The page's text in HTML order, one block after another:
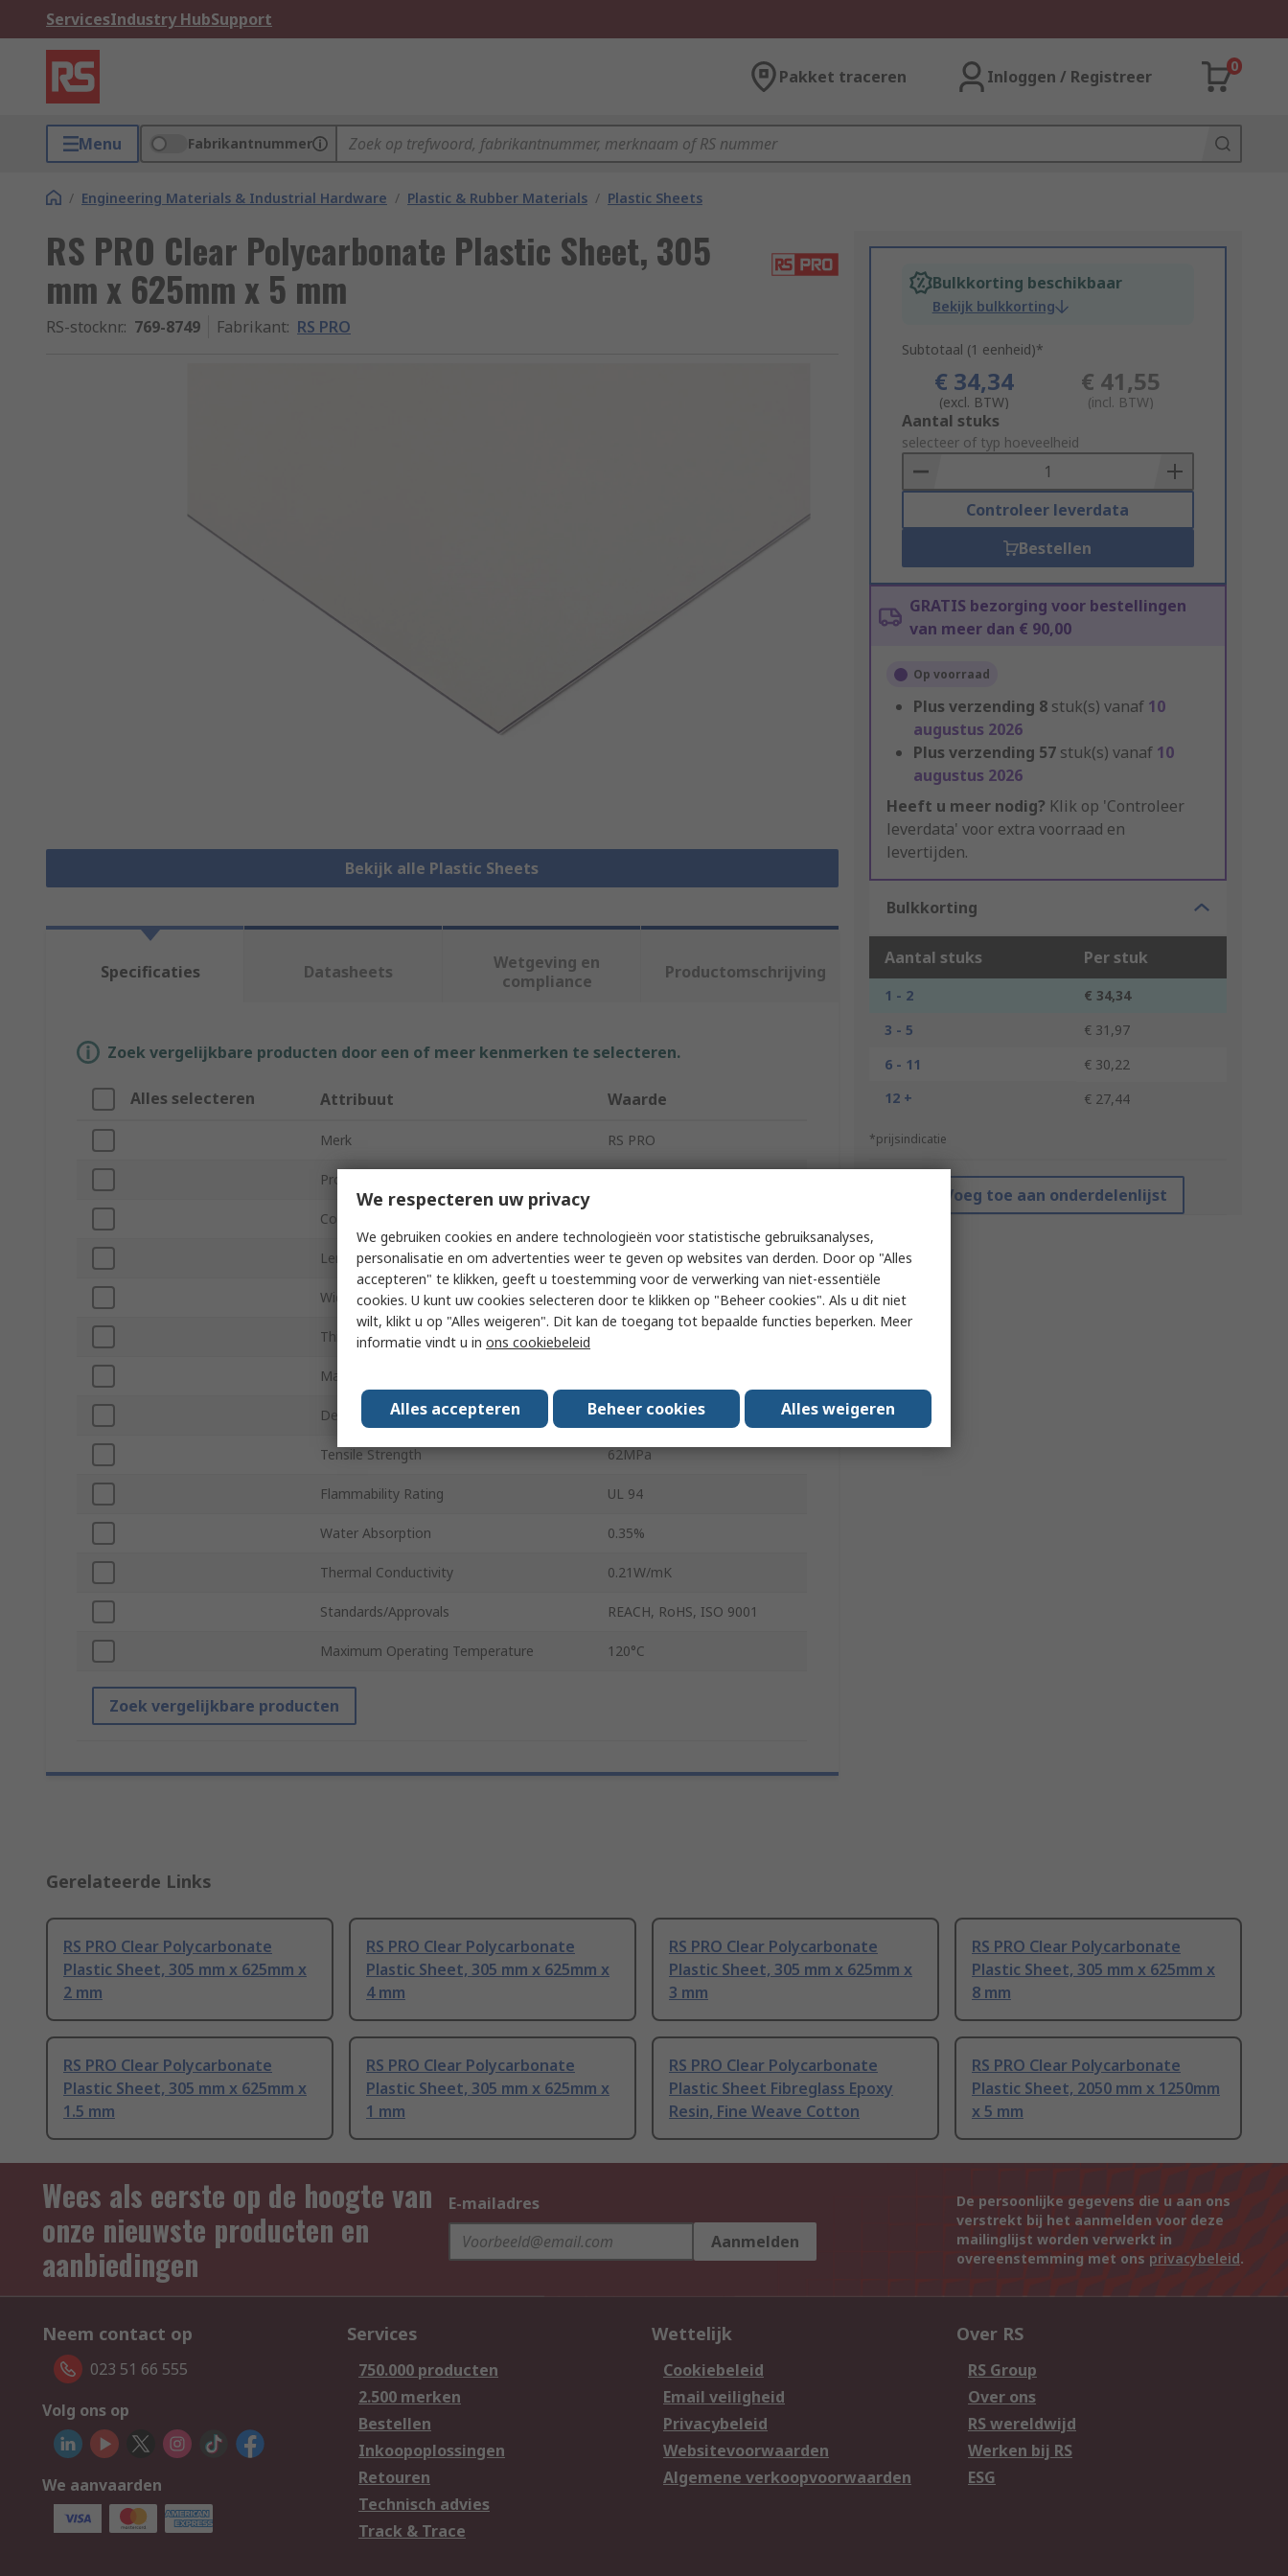
ServicesIndustry HubSupport
Pakket traceren Inloggen / Registreer
0
Menu Fabrikantnummer
/ Engineering Materials & Industrial Hardware / Plastic & Rubber Materials / Plastic Sheets
RS PRO Clear Polycarbonate Plastic Sheet, 305
mm x 625mm x 5 mm
RS-stocknr.: 769-8749 Fabrikant: RS PRO
Bekijk alle Plastic Sheets
Bulkkorting beschikbaar
Bekijk bulkkorting
Subtotaal (1 eenheid)*
€ 34,34
(excl. BTW)
€ 41,55
(incl. BTW)
Add
to
Basket
Aantal stuks
selecteer of typ hoeveelheid
Controleer leverdata
Bestellen
GRATIS bezorging voor bestellingen
van meer dan € 90,00
Op voorraad
Plus verzending 8 stuk(s) vanaf 10
augustus 2026
Plus verzending 57 stuk(s) vanaf 10
augustus 2026
Heeft u meer nodig? Klik op 'Controleer
leverdata' voor extra voorraad en
levertijden.
Bulkkorting
Aantal stuks Per stuk
1 - 2
€ 34,34
3 - 5
€ 31,97
6 - 11
€ 30,22
12 +
€ 27,44
*prijsindicatie
Voeg toe aan onderdelenlijst
Specificaties Datasheets
Wetgeving en
compliance
Productomschrijving
Zoek vergelijkbare producten door een of meer kenmerken te selecteren.
Alles selecteren Attribuut Waarde
Merk RS PRO
Product Type
Colour
Length 305mm
Width 625mm
Thickness
Material
Density 1.2g/cm³
Tensile Strength 62MPa
Flammability Rating UL 94
Water Absorption 0.35%
Thermal Conductivity 0.21W/mK
Standards/Approvals REACH, RoHS, ISO 9001
Maximum Operating Temperature 120°C
Zoek vergelijkbare producten
Gerelateerde Links
RS PRO Clear Polycarbonate
Plastic Sheet, 305 mm x 625mm x
2 mm
RS PRO Clear Polycarbonate
Plastic Sheet, 305 mm x 625mm x
4 mm
RS PRO Clear Polycarbonate
Plastic Sheet, 305 mm x 625mm x
3 mm
RS PRO Clear Polycarbonate
Plastic Sheet, 305 mm x 625mm x
8 mm
RS PRO Clear Polycarbonate
Plastic Sheet, 305 mm x 625mm x
1.5 mm
RS PRO Clear Polycarbonate
Plastic Sheet, 305 mm x 625mm x
1 mm
RS PRO Clear Polycarbonate
Plastic Sheet Fibreglass Epoxy
Resin, Fine Weave Cotton
RS PRO Clear Polycarbonate
Plastic Sheet, 2050 mm x 1250mm
x 5 mm
Wees als eerste op de hoogte van
onze nieuwste producten en
aanbiedingen
E-mailadres
Aanmelden
De persoonlijke gegevens die u aan ons
verstrekt bij het aanmelden voor deze
mailinglijst worden verwerkt in
overeenstemming met ons privacybeleid.
Neem contact op
023 51 66 555
Volg ons op
We aanvaarden
Services
750.000 producten
2.500 merken
Bestellen
Inkoopoplossingen
Retouren
Technisch advies
Track & Trace
Wettelijk
Cookiebeleid
Email veiligheid
Privacybeleid
Websitevoorwaarden
Algemene verkoopvoorwaarden
Over RS
RS Group
Over ons
RS wereldwijd
Werken bij RS
ESG
We respecteren uw privacy
We gebruiken cookies en andere technologieën voor statistische gebruiksanalyses,
personalisatie en om advertenties weer te geven op websites van derden. Door op "Alles
accepteren" te klikken, geeft u toestemming voor de verwerking van niet-essentiële
cookies. U kunt uw cookies selecteren door te klikken op "Beheer cookies". Als u dit niet
wilt, klikt u op "Alles weigeren". Dit kan de toegang tot bepaalde functies beperken. Meer
informatie vindt u in ons cookiebeleid
Alles accepteren Beheer cookies Alles weigeren